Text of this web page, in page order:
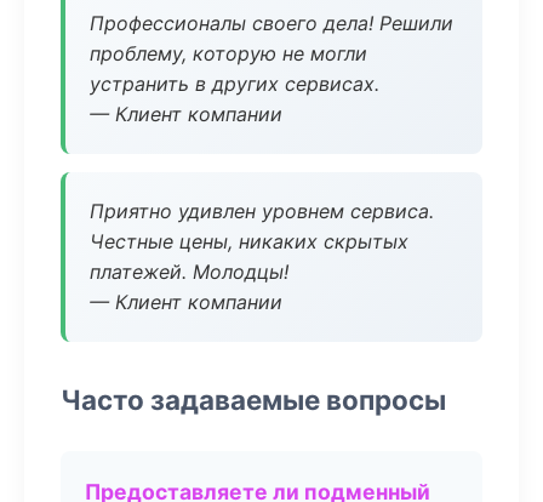
Профессионалы своего дела! Решили
проблему, которую не могли
устранить в других сервисах.
— Клиент компании
Приятно удивлен уровнем сервиса.
Честные цены, никаких скрытых
платежей. Молодцы!
— Клиент компании
Часто задаваемые вопросы
Предоставляете ли подменный